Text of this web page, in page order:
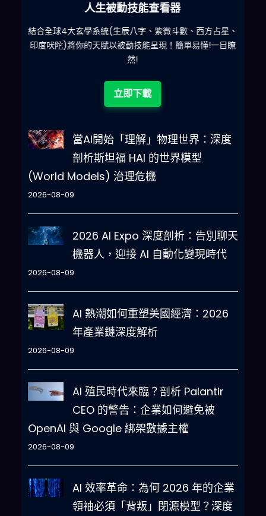
六合彩發達神器
減少超過500萬個低概率中獎組合，提高中獎率
立即下載
當AI開始「理解」物理世界：深度
剖析斯坦福 HAI 的世界模型
(World Models) 治理危機
2026-08-09
2026 AI Expo 深度剖析：告別聊天
機器人，迎接 AI 自動化變現時代
2026-08-09
AI 熱潮如何重塑美國經濟：2026
年產業鏈深度解析
2026-08-09
AI 殖民時代來臨？剖析 Palantir
CEO 的警告：企業如何避免被
OpenAI 與 Google 綁架數據主權
2026-08-09
AI 效率革命：為何 2026 年的企業
領袖必須「背叛」閉源模型？深度